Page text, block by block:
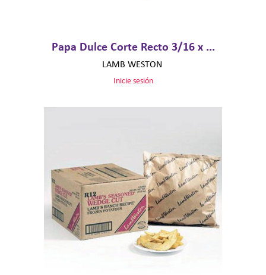
Papa Dulce Corte Recto 3/16 x ...
LAMB WESTON
Inicie sesión